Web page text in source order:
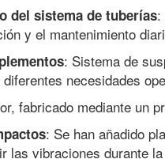
del sistema de tuberías:
y el mantenimiento
: Sistema de
necesidades
fabricado mediante un
: Se han añadido
las vibraciones durante